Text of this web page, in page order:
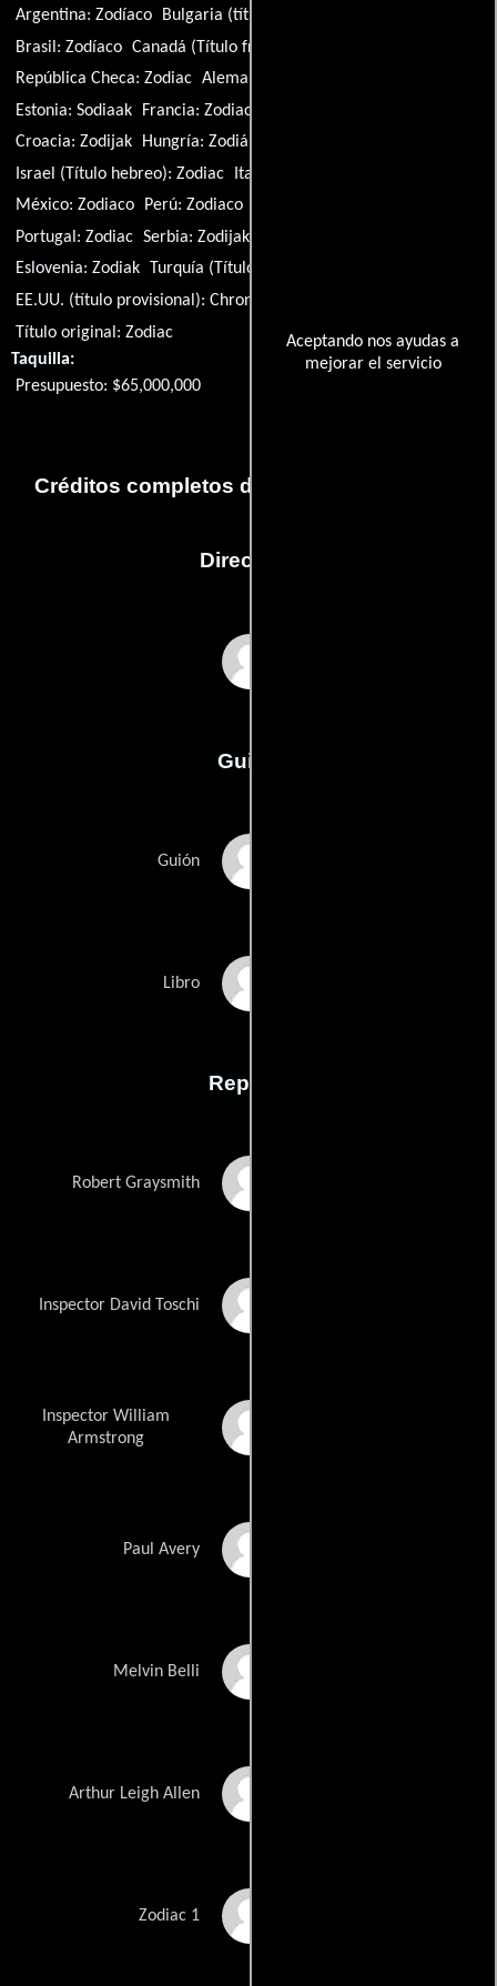
Aceptando nos ayudas a
mejorar el servicio
Argentina:Zodíaco Bulgaria (título búlgaro):
Brasil:Zodíaco Canadá (Título francés):
República Checa:Zodiac Alemania:
Estonia:Sodiaak Francia: Zodiac
Croacia:Zodijak Hungría: Zodiákus
Israel (Título hebreo):Zodiac Italia:
México:Zodiaco Perú: Zodiaco
Portugal:Zodiac Serbia: Zodijak
Eslovenia:Zodiak Turquía (Título turco):
EE.UU. (título provisional):Chronicles
Título original:Zodiac
Taquilla:
Presupuesto: $65,000,000
Créditos completos de la película Zodíaco
Dirección
Guión
Guión
Libro
Reparto
Robert Graysmith
Inspector David Toschi
Inspector William
Armstrong
Paul Avery
Melvin Belli
Arthur Leigh Allen
Zodiac 1